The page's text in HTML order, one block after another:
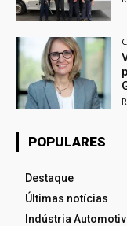
POPULARES
Destaque
Últimas notícias
Indústria